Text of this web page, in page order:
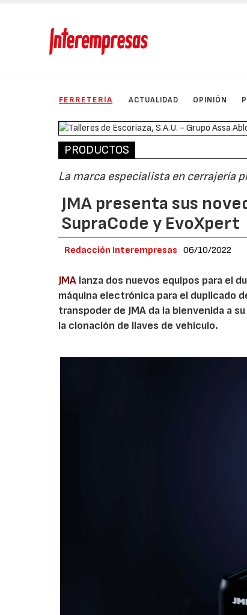
FERRETERÍA ACTUALIDAD OPINIÓN
PRODUCTOS
La marca especialista en cerrajería
JMA presenta sus
SupraCode y EvoXpert
Redacción Interempresas 06/10/2022
JMA lanza dos nuevos equipos para el
máquina electrónica para el duplicado
transpoder de JMA da la bienvenida a
la clonación de llaves de vehículo.